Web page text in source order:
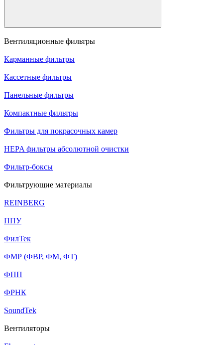
Вентиляционные фильтры
Карманные фильтры
Кассетные фильтры
Панельные фильтры
Компактные фильтры
Фильтры для покрасочных камер
HEPA фильтры абсолютной очистки
Фильтр-боксы
Фильтрующие материалы
REINBERG
ППУ
ФилТек
ФМР (ФВР, ФМ, ФТ)
ФПП
ФРНК
SoundTek
Вентиляторы